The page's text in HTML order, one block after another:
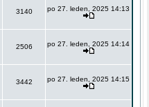
3140 po 27. leden, 2025 14:13
2506 po 27. leden, 2025 14:14
3442 po 27. leden, 2025 14:15